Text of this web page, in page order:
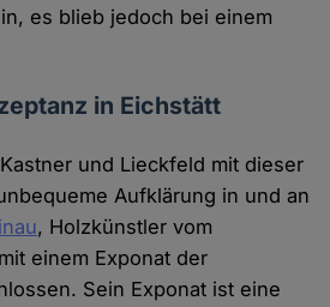
es blieb jedoch bei einem
in Eichstätt
und Lieckfeld mit dieser
Aufklärung in und an
, Holzkünstler vom
einem Exponat der
Sein Exponat ist eine